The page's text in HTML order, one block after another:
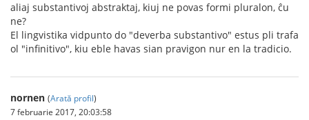
aliaj substantivoj abstraktaj, kiuj ne povas formi pluralon, ĉu
ne?
El lingvistika vidpunto do "deverba substantivo" estus pli trafa
ol "infinitivo", kiu eble havas sian pravigon nur en la tradicio.
nornen (Arată profil)
7 februarie 2017, 20:03:58